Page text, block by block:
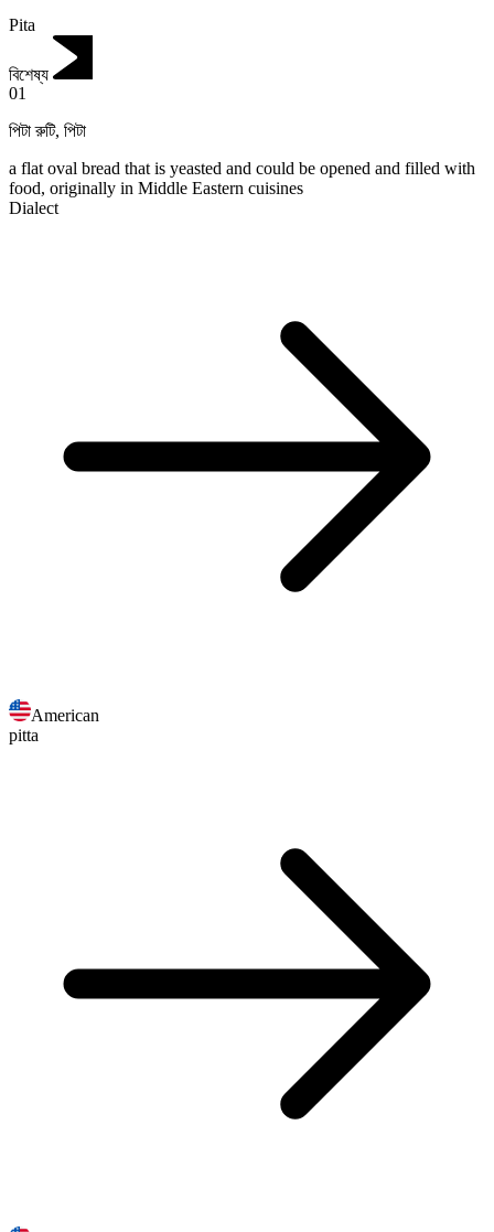
Pita
বিশেষ্য
01
পিটা রুটি, পিটা
a flat oval bread that is yeasted and could be opened and filled with
food, originally in Middle Eastern cuisines
Dialect
American
pitta